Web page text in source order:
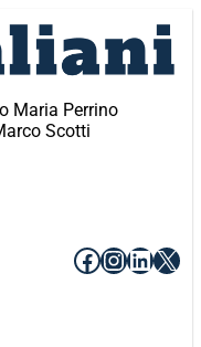
Maria Perrino
Scotti
Facebook
X